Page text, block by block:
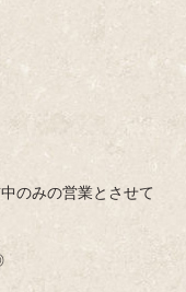
のみの営業とさせて